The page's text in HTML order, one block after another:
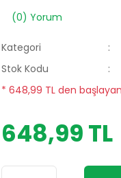
(0) Yorum
Kategori
Stok Kodu
* 648,99 TL den
648,99 TL